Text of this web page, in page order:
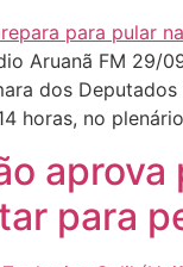
Aruanã FM
dos
horas, no
para